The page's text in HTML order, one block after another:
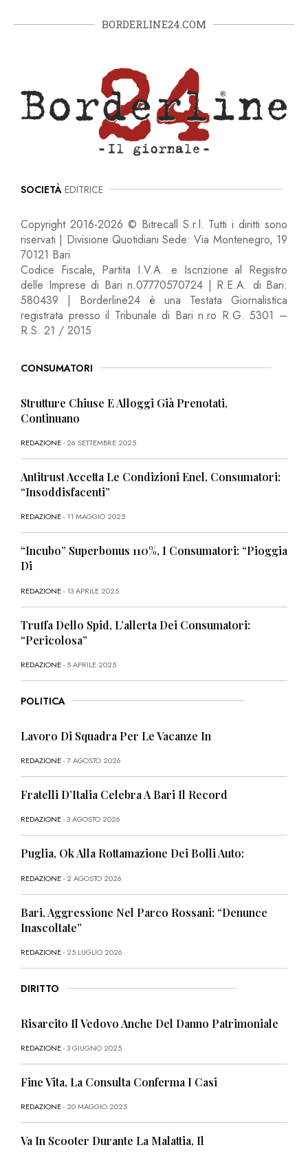
BORDERLINE24.COM
SOCIETÀ EDITRICE
Copyright 2016-2026 © Bitrecall S.r.l. Tutti i diritti sono
riservati | Divisione Quotidiani Sede: Via Montenegro, 19
70121 Bari
Codice Fiscale, Partita I.V.A. e Iscrizione al Registro
delle Imprese di Bari n.07770570724 | R.E.A. di Bari:
580439 | Borderline24 è una Testata Giornalistica
registrata presso il Tribunale di Bari n.ro R.G. 5301 –
R.S. 21 / 2015
CONSUMATORI
Strutture Chiuse E Alloggi Già Prenotati,
Continuano
REDAZIONE- 26 SETTEMBRE 2025
Antitrust Accetta Le Condizioni Enel, Consumatori:
“Insoddisfacenti”
REDAZIONE- 11 MAGGIO 2025
“Incubo” Superbonus 110%, I Consumatori: “Pioggia
Di
REDAZIONE- 13 APRILE 2025
Truffa Dello Spid, L’allerta Dei Consumatori:
“Pericolosa”
REDAZIONE- 5 APRILE 2025
POLITICA
Lavoro Di Squadra Per Le Vacanze In
REDAZIONE- 7 AGOSTO 2026
Fratelli D’Italia Celebra A Bari Il Record
REDAZIONE- 3 AGOSTO 2026
Puglia, Ok Alla Rottamazione Dei Bolli Auto:
REDAZIONE- 2 AGOSTO 2026
Bari, Aggressione Nel Parco Rossani: “Denunce
Inascoltate”
REDAZIONE- 25 LUGLIO 2026
DIRITTO
Risarcito Il Vedovo Anche Del Danno Patrimoniale
REDAZIONE- 3 GIUGNO 2025
Fine Vita, La Consulta Conferma I Casi
REDAZIONE- 20 MAGGIO 2025
Va In Scooter Durante La Malattia, Il